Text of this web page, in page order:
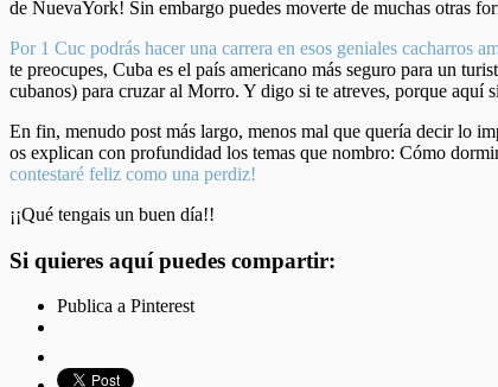
de NuevaYork! Sin embargo puedes moverte de muchas otras
Por 1 Cuc podrás hacer una carrera en esos geniales cacharros
te preocupes, Cuba es el país americano más seguro para un
cubanos) para cruzar al Morro. Y digo si te atreves, porque aquí
En fin, menudo post más largo, menos mal que quería decir lo
os explican con profundidad los temas que nombro: Cómo
contestaré feliz como una perdiz!
¡¡Qué tengais un buen día!!
Si quieres aquí puedes compartir:
Publica a Pinterest